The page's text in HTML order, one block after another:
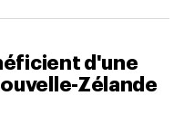
d'une
Zélande